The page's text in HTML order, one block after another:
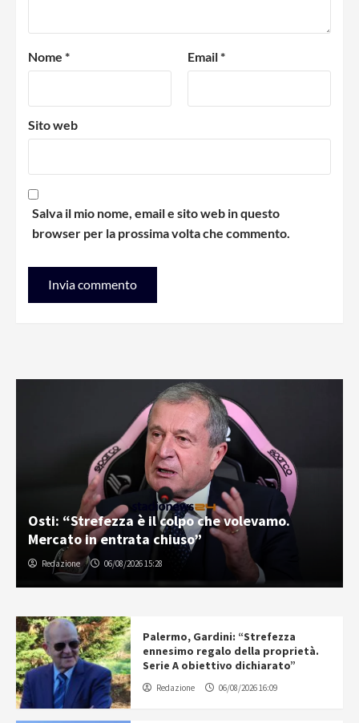
Nome * Email*
Sito web
Salva il mio nome, email e sito web in questo
browser per la prossima volta che commento.
Osti: “Strefezza è il colpo che volevamo.
Mercato in entrata chiuso”
Redazione 06/08/2026 15:28
Palermo, Gardini: “Strefezza
ennesimo regalo della proprietà.
Serie A obiettivo dichiarato”
Redazione 06/08/2026 16:09